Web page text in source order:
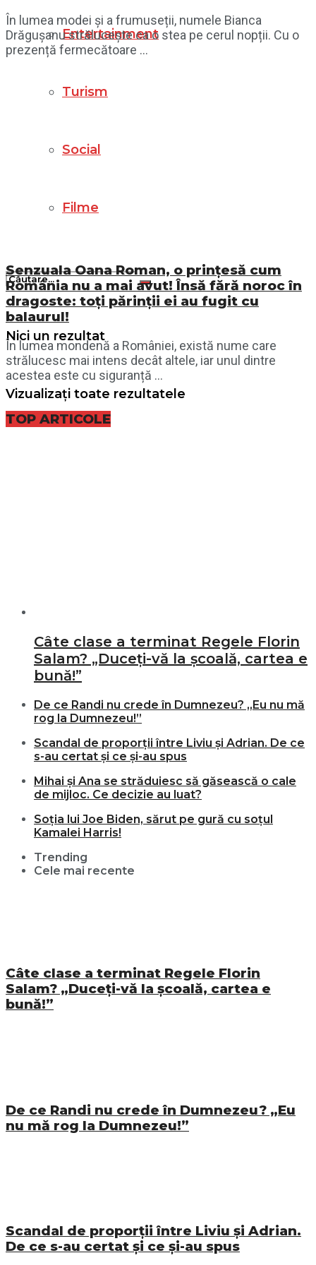
Entertainment
Turism
Social
Filme
Nici un rezultat
Vizualizați toate rezultatele
În lumea modei și a frumuseții, numele Bianca
Drăgușanu strălucește ca o stea pe cerul nopții. Cu o
prezență fermecătoare ...
Senzuala Oana Roman, o prințesă cum
România nu a mai avut! Însă fără noroc în
dragoste: toți părinții ei au fugit cu
balaurul!
În lumea mondenă a României, există nume care
strălucesc mai intens decât altele, iar unul dintre
acestea este cu siguranță ...
TOP ARTICOLE
Câte clase a terminat Regele Florin
Salam? „Duceți-vă la școală, cartea e
bună!”
De ce Randi nu crede în Dumnezeu? „Eu nu mă
rog la Dumnezeu!”
Scandal de proporții între Liviu și Adrian. De ce
s-au certat și ce și-au spus
Mihai și Ana se străduiesc să găsească o cale
de mijloc. Ce decizie au luat?
Soția lui Joe Biden, sărut pe gură cu soțul
Kamalei Harris!
Trending
Cele mai recente
Câte clase a terminat Regele Florin
Salam? „Duceți-vă la școală, cartea e
bună!”
De ce Randi nu crede în Dumnezeu? „Eu
nu mă rog la Dumnezeu!”
Scandal de proporții între Liviu și Adrian.
De ce s-au certat și ce și-au spus